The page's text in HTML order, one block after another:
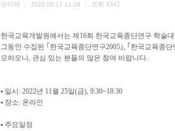
관리자 2022.05.17 11:29 조회 4342
한국교육개발원에서는 제16회 한국교육종단연구 학술
그동안 수집된 ｢한국교육종단연구2005｣, ｢한국교육종
모하오니, 관심 있는 분들의 많은 참여 바랍니다.
▪ 일시: 2022년 11월 25일(금), 9:30~18:30
▪ 장소: 온라인
▪ 주요일정